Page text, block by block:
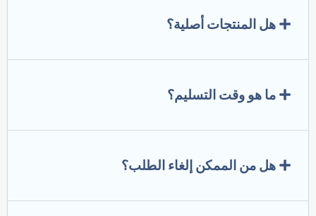
هل المنتجات أصلية؟
ما هو وقت التسليم؟
هل من الممكن إلغاء الطلب؟